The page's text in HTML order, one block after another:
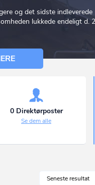
og det sidste indleverede
lukkede endeligt d.
0 Direktørposter
Se dem alle
Seneste resultat